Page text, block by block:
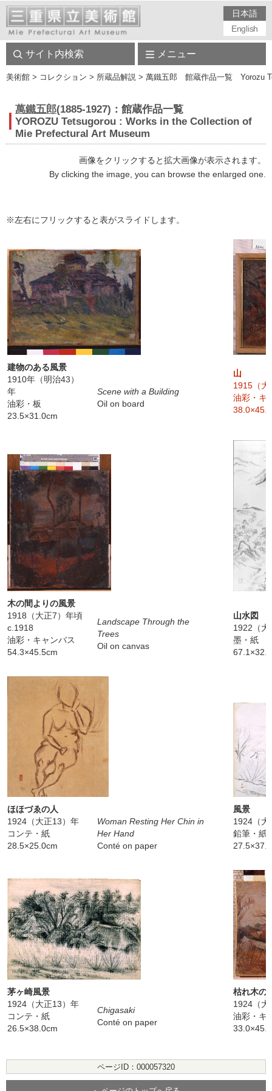
日本語
English
サイト内検索 メニュー
美術館 > コレクション > 所蔵品解説 > 萬鐵五郎 館蔵作品一覧 Yorozu
萬鐵五郎(1885-1927)：館蔵作品一覧
YOROZU Tetsugorou : Works in the Collection of
Mie Prefectural Art Museum
画像をクリックすると拡大画像が表示されます。
By clicking the image, you can browse the enlarged one.
※左右にフリックすると表がスライドします。
建物のある風景
1910年（明治43）
年
油彩・板
23.5×31.0cm
Scene with a Building
Oil on board
山
1915（大
油彩・キ
木の間よりの風景
1918（大正7）年頃
c.1918
油彩・キャンバス
54.3×45.5cm
Landscape Through the
Trees
Oil on canvas
山水図
1922（大
墨・紙
ほほづゑの人
1924（大正13）年
コンテ・紙
28.5×25.0cm
Woman Resting Her Chin in
Her Hand
Conté on paper
風景
1924（大
鉛筆・紙
茅ヶ崎風景
1924（大正13）年
コンテ・紙
26.5×38.0cm
Chigasaki
Conté on paper
枯れ木の
1924（大
油彩・キ
ページID：000057320